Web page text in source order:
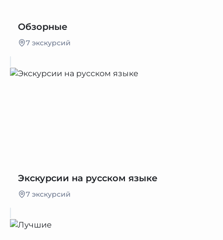
Обзорные
7 экскурсий
Экскурсии на русском языке
7 экскурсий